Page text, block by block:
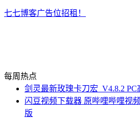
七七博客广告位招租！
每周热点
剑灵最新玫瑰卡刀宏_V4.8.2 PC
闪豆视频下载器 原哔哩哔哩视
版